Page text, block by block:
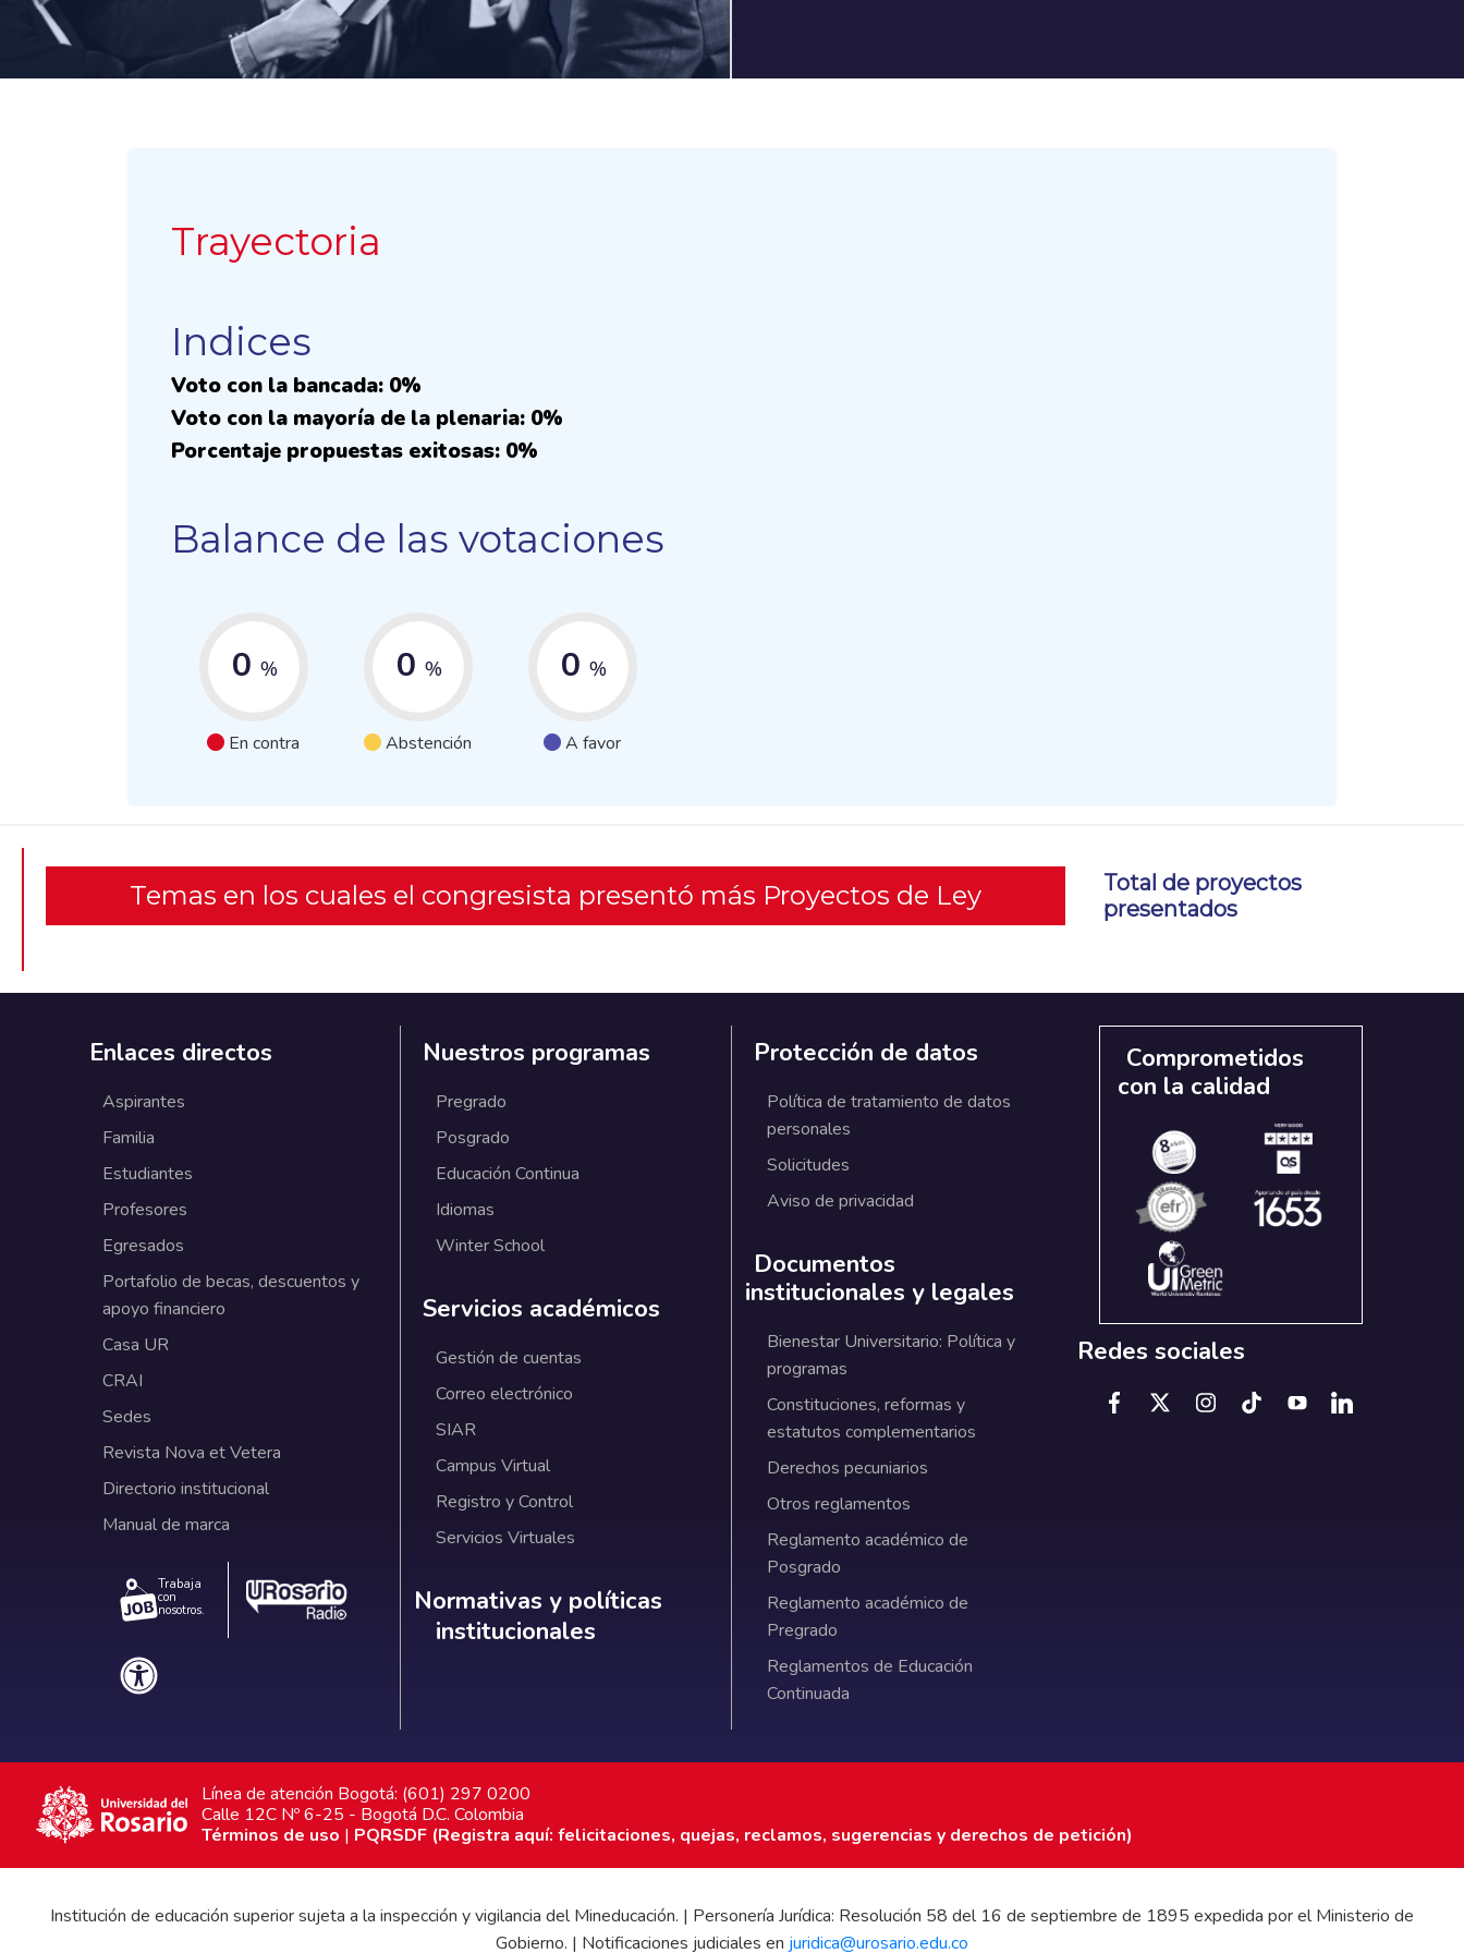
Trayectoria
Indices
Voto con la bancada: 0%
Voto con la mayoría de la plenaria: 0%
Porcentaje propuestas exitosas: 0%
Balance de las votaciones
0 %
En contra
0 %
Abstención
0 %
A favor
Temas en los cuales el congresista presentó más Proyectos de Ley
Total de proyectos
presentados
Enlaces directos
Aspirantes
Familia
Estudiantes
Profesores
Egresados
Portafolio de becas, descuentos y
apoyo financiero
Casa UR
CRAI
Sedes
Revista Nova et Vetera
Directorio institucional
Manual de marca
Trabaja
con
nosotros.
Nuestros programas
Pregrado
Posgrado
Educación Continua
Idiomas
Winter School
Servicios académicos
Gestión de cuentas
Correo electrónico
SIAR
Campus Virtual
Registro y Control
Servicios Virtuales
Normativas y políticas institucionales
Normativas y políticas
institucionales
Protección de datos
Política de tratamiento de datos
personales
Solicitudes
Aviso de privacidad
Documentos
institucionales y legales
Bienestar Universitario: Política y
programas
Constituciones, reformas y
estatutos complementarios
Derechos pecuniarios
Otros reglamentos
Reglamento académico de
Posgrado
Reglamento académico de
Pregrado
Reglamentos de Educación
Continuada
Comprometidos
con la calidad
Redes sociales
Línea de atención Bogotá: (601) 297 0200
Calle 12C Nº 6-25 - Bogotá D.C. Colombia
Términos de uso | PQRSDF (Registra aquí: felicitaciones, quejas, reclamos, sugerencias y derechos de petición)
Institución de educación superior sujeta a la inspección y vigilancia del Mineducación. | Personería Jurídica: Resolución 58 del 16 de septiembre de 1895 expedida por el Ministerio de
Gobierno. | Notificaciones judiciales en juridica@urosario.edu.co